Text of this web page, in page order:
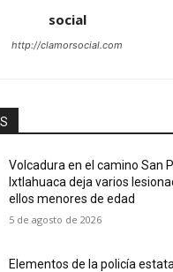
social
http://clamorsocial.com
Volcadura en el camino San
Ixtlahuaca deja varios
ellos menores de edad
5 de agosto de 2026
Elementos de la policía